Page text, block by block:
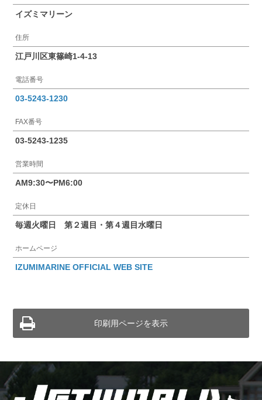
イズミマリーン
住所
江戸川区東篠崎1-4-13
電話番号
03-5243-1230
FAX番号
03-5243-1235
営業時間
AM9:30〜PM6:00
定休日
毎週火曜日 第２週目・第４週目水曜日
ホームページ
IZUMIMARINE OFFICIAL WEB SITE
印刷用ページを表示